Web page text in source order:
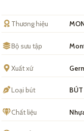
Thương hiệu
Bộ sưu tập
Xuất xứ
Loại bút
Chất liệu